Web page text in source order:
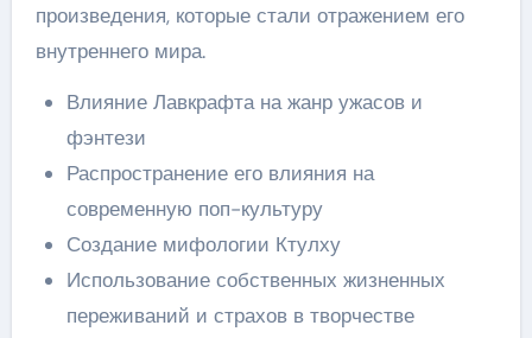
произведения, которые стали отражением его
внутреннего мира.
Влияние Лавкрафта на жанр ужасов и
фэнтези
Распространение его влияния на
современную поп-культуру
Создание мифологии Ктулху
Использование собственных жизненных
переживаний и страхов в творчестве